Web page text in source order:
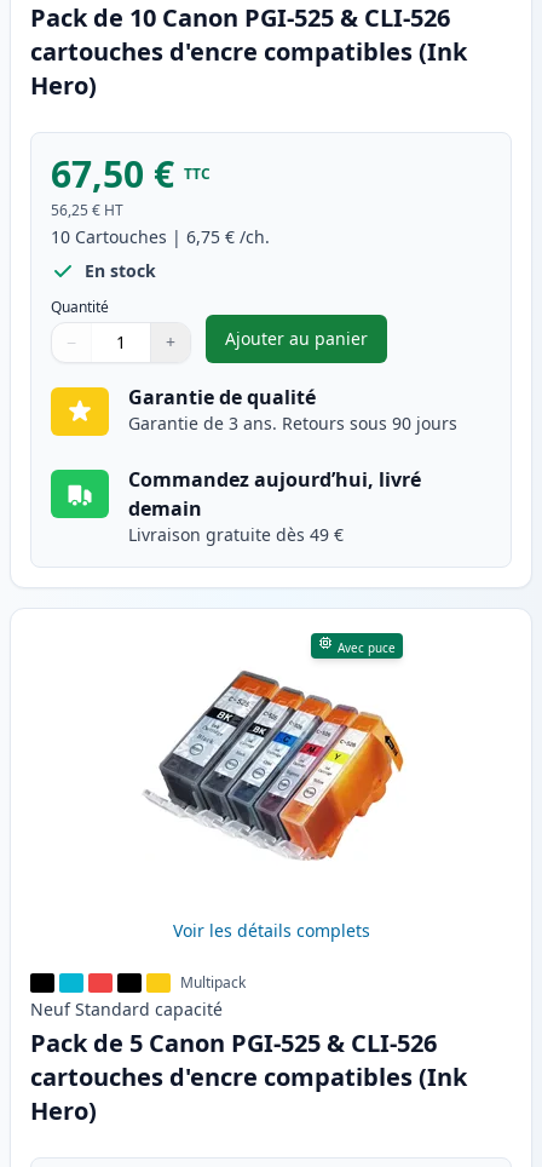
Pack de 10 Canon PGI-525 & CLI-526
cartouches d'encre compatibles (Ink
Hero)
67,50 € TTC
56,25 € HT
10 Cartouches | 6,75 € /ch.
En stock
Quantité
Quantité
Utilisez les boutons pour ajuster
− +
Quantité
Ajouter au panier
,Pack de 10 Canon PGI-525
Garantie de qualité
Garantie de 3 ans. Retours sous 90 jours
Commandez aujourd’hui, livré
demain
Livraison gratuite dès 49 €
Avec puce
Voir les détails complets
Multipack
Neuf Standard capacité
Pack de 5 Canon PGI-525 & CLI-526
cartouches d'encre compatibles (Ink
Hero)